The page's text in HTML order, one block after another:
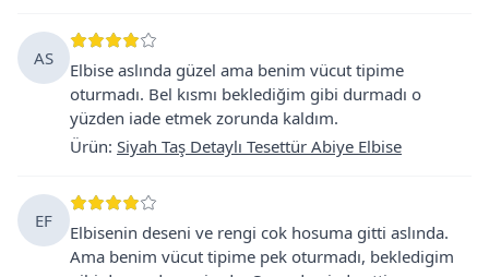
AS
Elbise aslında güzel ama benim vücut tipime
oturmadı. Bel kısmı beklediğim gibi durmadı o
yüzden iade etmek zorunda kaldım.
Ürün: Siyah Taş Detaylı Tesettür Abiye Elbise
EF
Elbisenin deseni ve rengi cok hosuma gitti aslında.
Ama benim vücut tipime pek oturmadı, bekledigim